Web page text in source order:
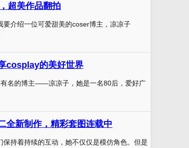
超美作品翻拍
介绍一位可爱甜美的coser博主，凉凉子
cosplay的美好世界
名的博主——凉凉子，她是一名80后，爱好广
全新制作，精彩套图连载中
持着持续的互动，她不仅仅是模仿角色。但是